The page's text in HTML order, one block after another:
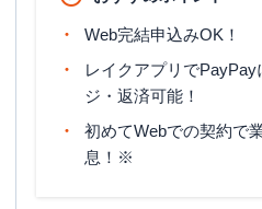
Web完結申込みOK！
レイクアプリで
ジ・返済可能！
初めてWebでの契約で
息！※